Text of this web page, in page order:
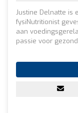
Justine Delnatte is
fysiNutritionist
aan
passie voor